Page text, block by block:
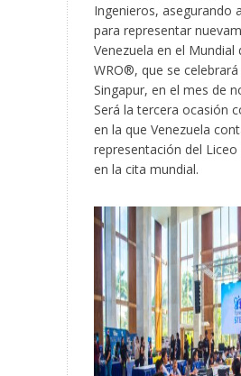
Ingenieros, asegurando
para representar
Venezuela en el Mundial
WRO®, que se celebrará
Singapur, en el mes de
Será la tercera ocasión
en la que Venezuela
representación del Liceo
en la cita mundial.